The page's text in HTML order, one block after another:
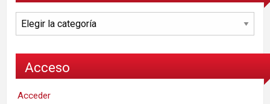
Categorías
Acceso
Acceder